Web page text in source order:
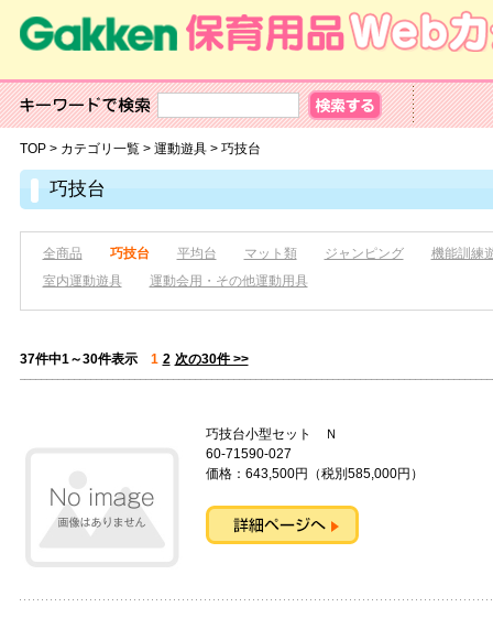
TOP> カテゴリ一覧> 運動遊具> 巧技台
巧技台
全商品 巧技台 平均台 マット類 ジャンピング
機能訓練
室内運動遊具
運動会用・その他運動用具
37件中1～30件表示 1 2 次の30件 >>
巧技台小型セット Ｎ
60-71590-027
価格：643,500円（税別585,000円）